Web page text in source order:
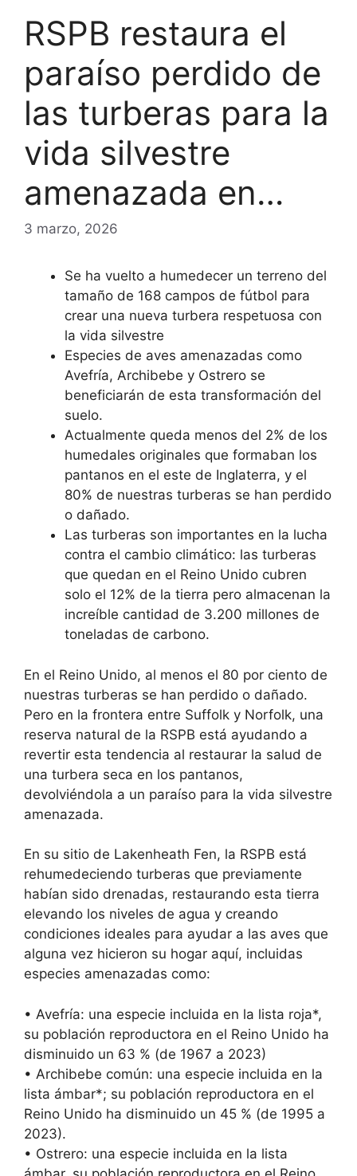
RSPB restaura el
paraíso perdido de
las turberas para la
vida silvestre
amenazada en…
3 marzo, 2026
Se ha vuelto a humedecer un terreno del
tamaño de 168 campos de fútbol para
crear una nueva turbera respetuosa con
la vida silvestre
Especies de aves amenazadas como
Avefría, Archibebe y Ostrero se
beneficiarán de esta transformación del
suelo.
Actualmente queda menos del 2% de los
humedales originales que formaban los
pantanos en el este de Inglaterra, y el
80% de nuestras turberas se han perdido
o dañado.
Las turberas son importantes en la lucha
contra el cambio climático: las turberas
que quedan en el Reino Unido cubren
solo el 12% de la tierra pero almacenan la
increíble cantidad de 3.200 millones de
toneladas de carbono.
En el Reino Unido, al menos el 80 por ciento de
nuestras turberas se han perdido o dañado.
Pero en la frontera entre Suffolk y Norfolk, una
reserva natural de la RSPB está ayudando a
revertir esta tendencia al restaurar la salud de
una turbera seca en los pantanos,
devolviéndola a un paraíso para la vida silvestre
amenazada.
En su sitio de Lakenheath Fen, la RSPB está
rehumedeciendo turberas que previamente
habían sido drenadas, restaurando esta tierra
elevando los niveles de agua y creando
condiciones ideales para ayudar a las aves que
alguna vez hicieron su hogar aquí, incluidas
especies amenazadas como:
• Avefría: una especie incluida en la lista roja*,
su población reproductora en el Reino Unido ha
disminuido un 63 % (de 1967 a 2023)
• Archibebe común: una especie incluida en la
lista ámbar*; su población reproductora en el
Reino Unido ha disminuido un 45 % (de 1995 a
2023).
• Ostrero: una especie incluida en la lista